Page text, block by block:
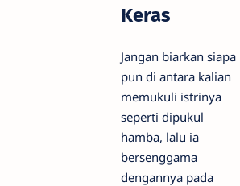
Keras
Jangan biarkan siapa
pun di antara kalian
memukuli istrinya
seperti dipukul
hamba, lalu ia
bersenggama
dengannya pada